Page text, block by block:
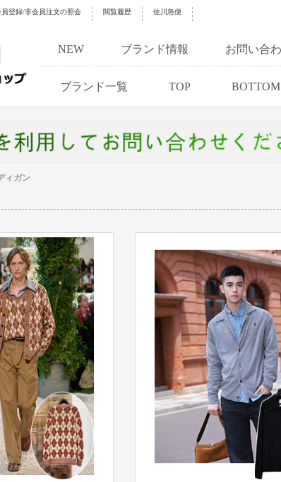
員登録/非会員注文の照会 閲覧履歴 佐川急便
NEW ブランド情報 お問い合
ブランド一覧 TOP BOTTOM
ィガン